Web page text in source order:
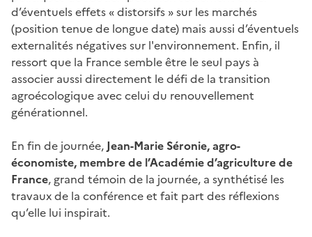
d’éventuels effets « distorsifs » sur les marchés
(position tenue de longue date) mais aussi d’éventuels
externalités négatives sur l'environnement. Enfin, il
ressort que la France semble être le seul pays à
associer aussi directement le défi de la transition
agroécologique avec celui du renouvellement
générationnel.
En fin de journée, Jean-Marie Séronie, agro-
économiste, membre de l’Académie d’agriculture de
France, grand témoin de la journée, a synthétisé les
travaux de la conférence et fait part des réflexions
qu’elle lui inspirait.